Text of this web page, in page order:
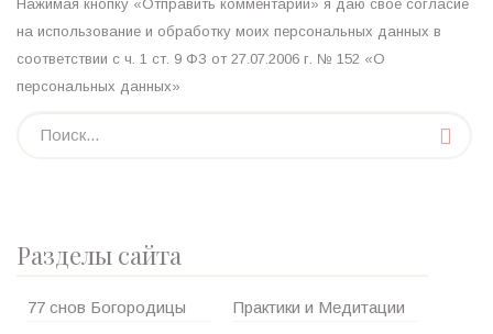
Нажимая кнопку «Отправить комментарий» я даю свое согласие
на использование и обработку моих персональных данных в
соответствии с ч. 1 ст. 9 ФЗ от 27.07.2006 г. № 152 «О
персональных данных»
Разделы сайта
77 снов Богородицы Практики и Медитации